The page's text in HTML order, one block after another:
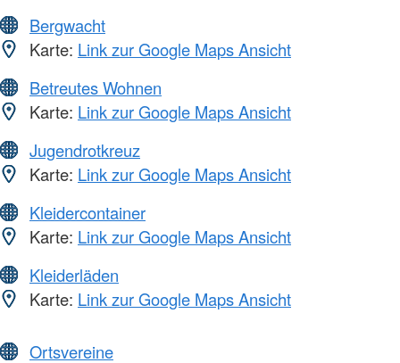
Bergwacht
Karte: Link zur Google Maps Ansicht
Betreutes Wohnen
Karte: Link zur Google Maps Ansicht
Jugendrotkreuz
Karte: Link zur Google Maps Ansicht
Kleidercontainer
Karte: Link zur Google Maps Ansicht
Kleiderläden
Karte: Link zur Google Maps Ansicht
Ortsvereine